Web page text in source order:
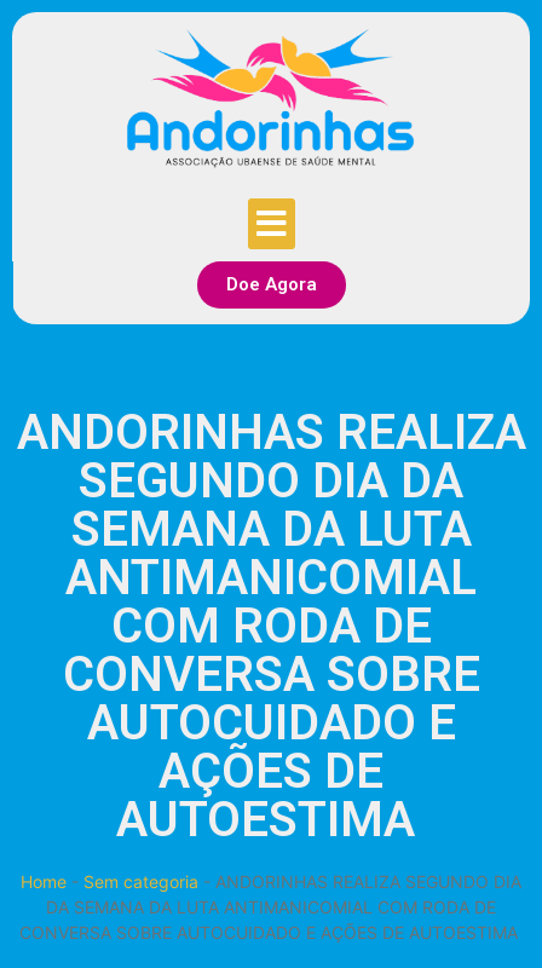
Doe Agora
ANDORINHAS REALIZA
SEGUNDO DIA DA
SEMANA DA LUTA
ANTIMANICOMIAL
COM RODA DE
CONVERSA SOBRE
AUTOCUIDADO E
AÇÕES DE
AUTOESTIMA
Home - Sem categoria - ANDORINHAS REALIZA SEGUNDO DIA
DA SEMANA DA LUTA ANTIMANICOMIAL COM RODA DE
CONVERSA SOBRE AUTOCUIDADO E AÇÕES DE AUTOESTIMA